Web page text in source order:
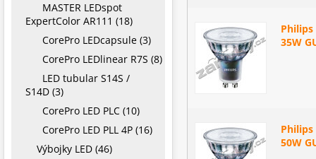
Philips
35W
Philips
50W
MASTER LEDspot
ExpertColor AR111 (18)
CorePro LEDcapsule (3)
CorePro LEDlinear R7S (8)
LED tubular S14S /
S14D (3)
CorePro LED PLC (10)
CorePro LED PLL 4P (16)
Výbojky LED (46)